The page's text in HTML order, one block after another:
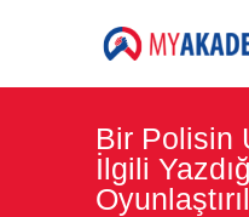
Bir Polisin
İlgili